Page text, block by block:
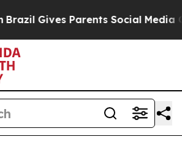
Gives Parents Social Media